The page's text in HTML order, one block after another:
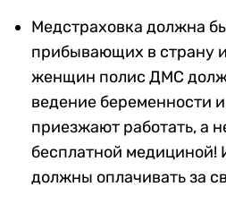
Медстраховка должна
прибывающих в страну
женщин полис ДМС
ведение беременности
приезжают работать, а
бесплатной медициной!
должны оплачивать за